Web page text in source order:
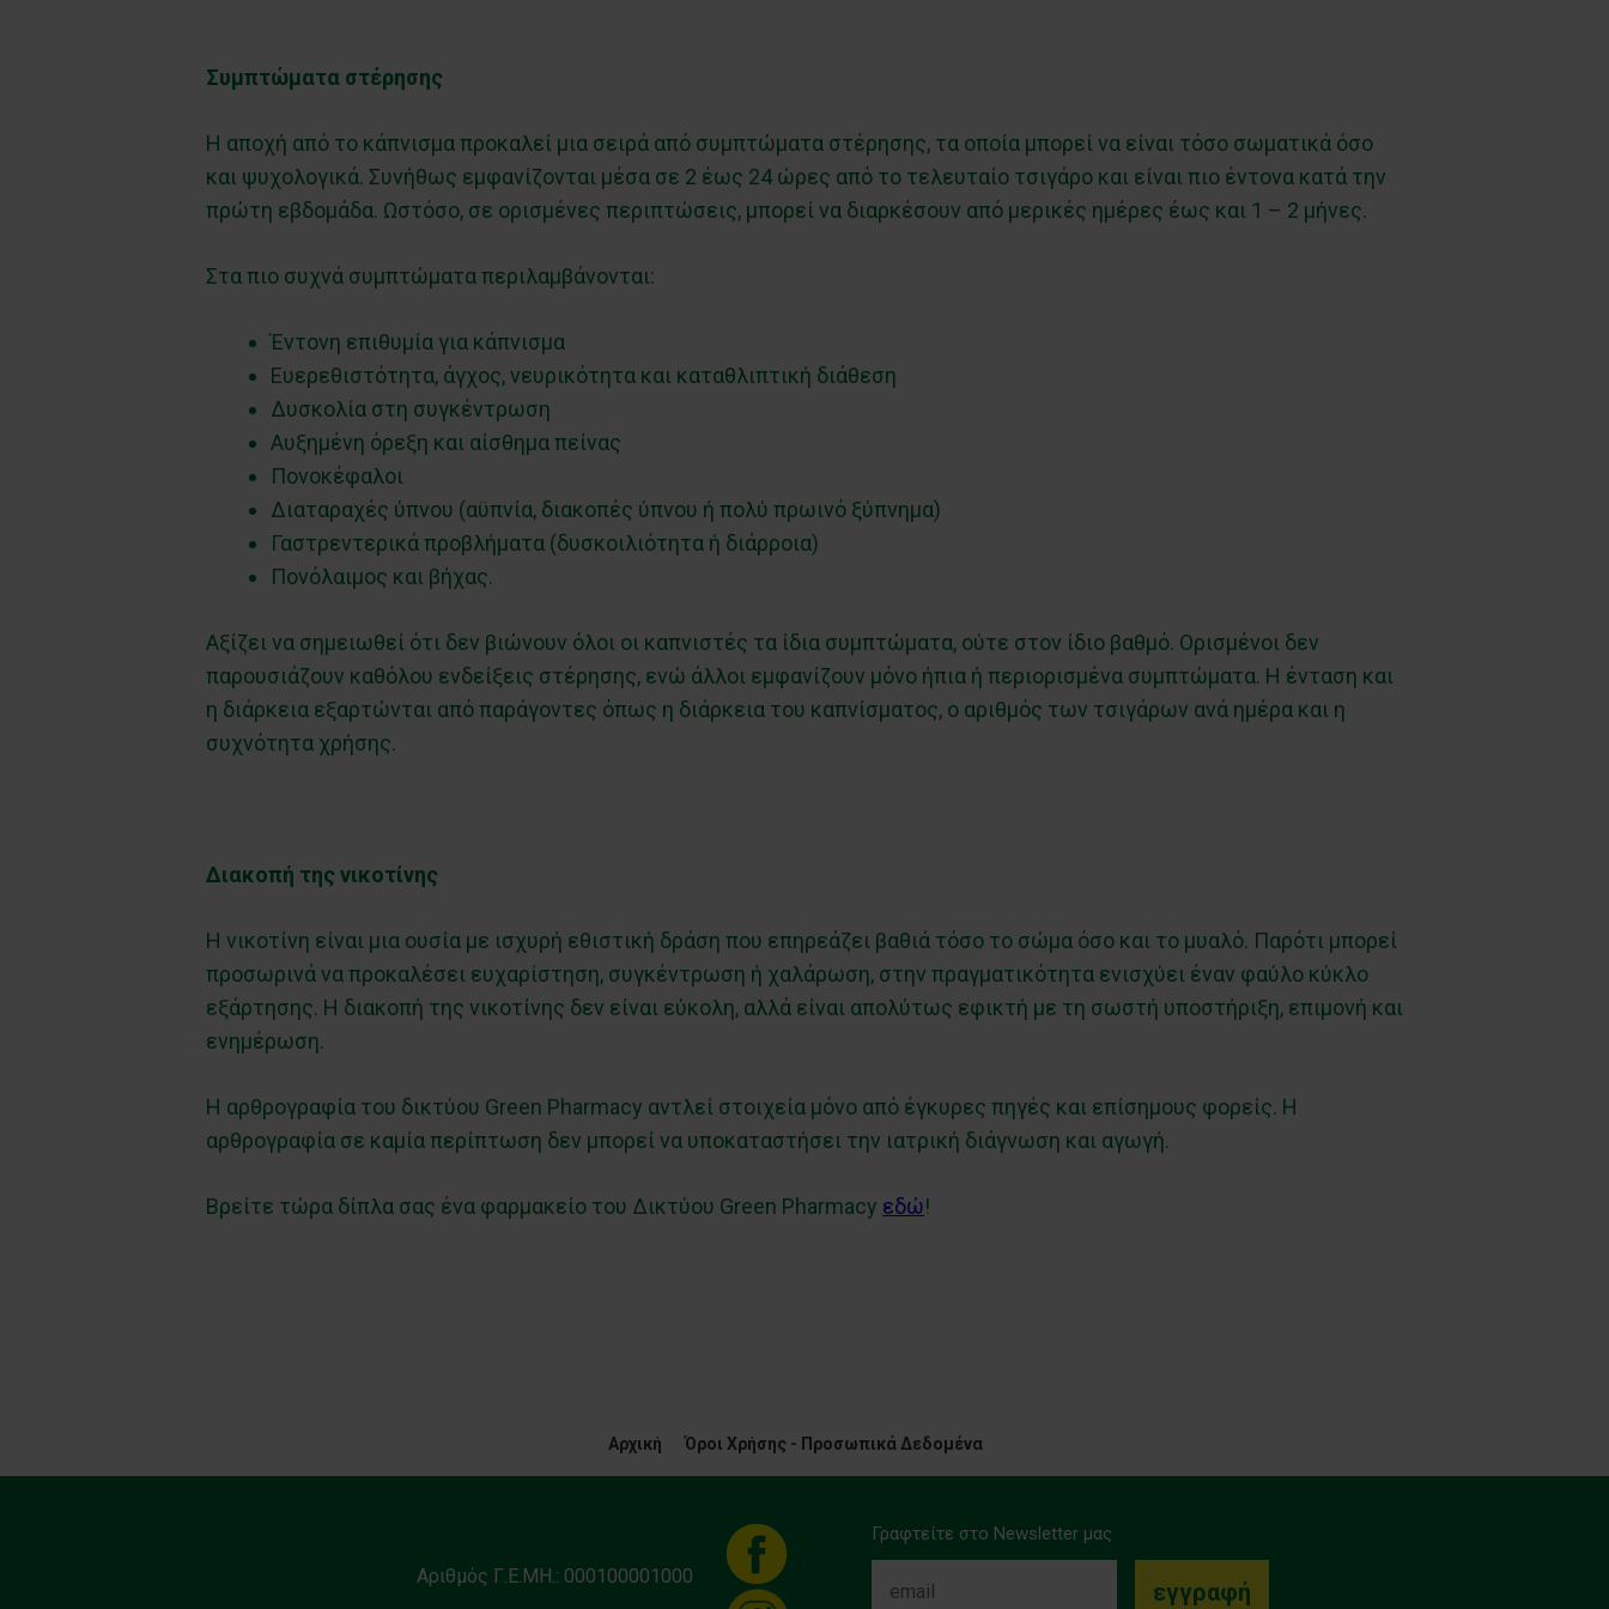
Συμπτώματα στέρησης
Η αποχή από το κάπνισμα προκαλεί μια σειρά από συμπτώματα στέρησης, τα οποία μπορεί να είναι τόσο σωματικά όσο
και ψυχολογικά. Συνήθως εμφανίζονται μέσα σε 2 έως 24 ώρες από το τελευταίο τσιγάρο και είναι πιο έντονα κατά την
πρώτη εβδομάδα. Ωστόσο, σε ορισμένες περιπτώσεις, μπορεί να διαρκέσουν από μερικές ημέρες έως και 1 – 2 μήνες.
Στα πιο συχνά συμπτώματα περιλαμβάνονται:
Έντονη επιθυμία για κάπνισμα
Ευερεθιστότητα, άγχος, νευρικότητα και καταθλιπτική διάθεση
Δυσκολία στη συγκέντρωση
Αυξημένη όρεξη και αίσθημα πείνας
Πονοκέφαλοι
Διαταραχές ύπνου (αϋπνία, διακοπές ύπνου ή πολύ πρωινό ξύπνημα)
Γαστρεντερικά προβλήματα (δυσκοιλιότητα ή διάρροια)
Πονόλαιμος και βήχας.
Αξίζει να σημειωθεί ότι δεν βιώνουν όλοι οι καπνιστές τα ίδια συμπτώματα, ούτε στον ίδιο βαθμό. Ορισμένοι δεν
παρουσιάζουν καθόλου ενδείξεις στέρησης, ενώ άλλοι εμφανίζουν μόνο ήπια ή περιορισμένα συμπτώματα. Η ένταση και
η διάρκεια εξαρτώνται από παράγοντες όπως η διάρκεια του καπνίσματος, ο αριθμός των τσιγάρων ανά ημέρα και η
συχνότητα χρήσης.
Διακοπή της νικοτίνης
Η νικοτίνη είναι μια ουσία με ισχυρή εθιστική δράση που επηρεάζει βαθιά τόσο το σώμα όσο και το μυαλό. Παρότι μπορεί
προσωρινά να προκαλέσει ευχαρίστηση, συγκέντρωση ή χαλάρωση, στην πραγματικότητα ενισχύει έναν φαύλο κύκλο
εξάρτησης. Η διακοπή της νικοτίνης δεν είναι εύκολη, αλλά είναι απολύτως εφικτή με τη σωστή υποστήριξη, επιμονή και
ενημέρωση.
Η αρθρογραφία του δικτύου Green Pharmacy αντλεί στοιχεία μόνο από έγκυρες πηγές και επίσημους φορείς. Η
αρθρογραφία σε καμία περίπτωση δεν μπορεί να υποκαταστήσει την ιατρική διάγνωση και αγωγή.
Βρείτε τώρα δίπλα σας ένα φαρμακείο του Δικτύου Green Pharmacy εδώ!
Αρχική Όροι Χρήσης - Προσωπικά Δεδομένα
Αριθμός Γ.Ε.ΜΗ.: 000100001000
Γραφτείτε στο Newsletter μας